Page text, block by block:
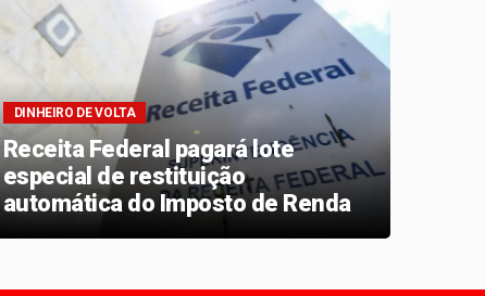
DINHEIRO DE VOLTA
Receita Federal pagará lote
especial de restituição
automática do Imposto de Renda
em julho